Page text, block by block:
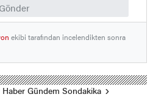
Gönder
ekibi tarafından incelendikten sonra
Gündem Sondakika